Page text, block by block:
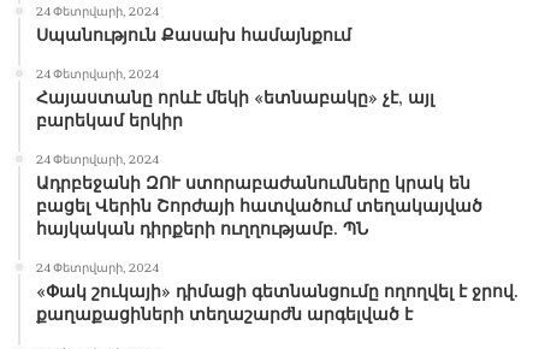
24 Փետրվարի, 2024
Սպանություն Քասախ համայնքում
24 Փետրվարի, 2024
Հայաստանը որևէ մեկի «ետնաբակը» չէ, այլ
բարեկամ երկիր
24 Փետրվարի, 2024
Ադրբեջանի ԶՈՒ ստորաբաժանումները կրակ են
բացել Վերին Շորժայի հատվածում տեղակայված
հայկական դիրքերի ուղղությամբ. ՊՆ
24 Փետրվարի, 2024
«Փակ շուկայի» դիմացի գետնանցումը ողողվել է ջրով.
քաղաքացիների տեղաշարժն արգելված է